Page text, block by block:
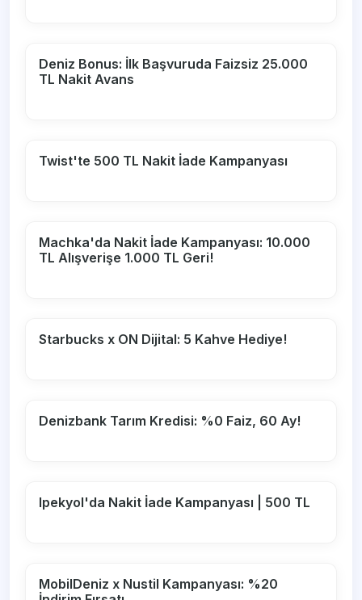
Deniz Bonus: İlk Başvuruda Faizsiz 25.000
TL Nakit Avans
Twist'te 500 TL Nakit İade Kampanyası
Machka'da Nakit İade Kampanyası: 10.000
TL Alışverişe 1.000 TL Geri!
Starbucks x ON Dijital: 5 Kahve Hediye!
Denizbank Tarım Kredisi: %0 Faiz, 60 Ay!
Ipekyol'da Nakit İade Kampanyası | 500 TL
MobilDeniz x Nustil Kampanyası: %20